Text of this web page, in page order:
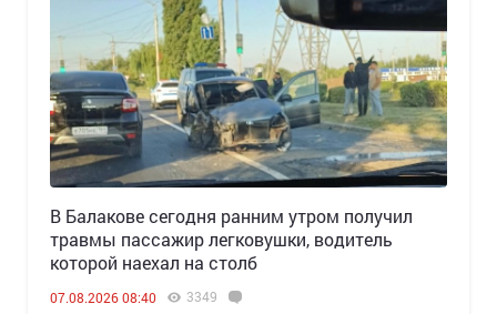
В Балакове сегодня ранним утром получил
травмы пассажир легковушки, водитель
которой наехал на столб
07.08.2026 08:40 3349